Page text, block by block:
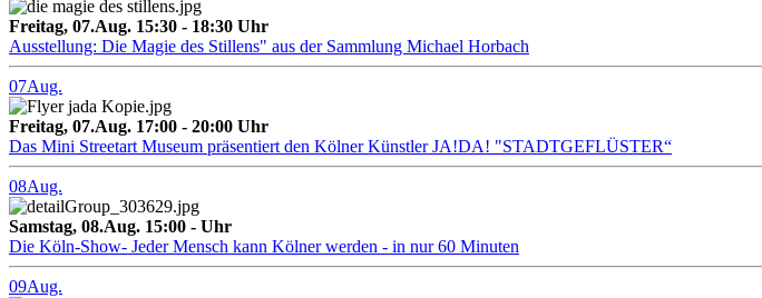
Freitag, 07.Aug. 15:30 - 18:30 Uhr
Ausstellung: Die Magie des Stillens" aus der Sammlung Michael Horbach
07Aug.
Freitag, 07.Aug. 17:00 - 20:00 Uhr
Das Mini Streetart Museum präsentiert den Kölner Künstler JA!DA! "STADTGEFLÜSTER“
08Aug.
Samstag, 08.Aug. 15:00 - Uhr
Die Köln-Show- Jeder Mensch kann Kölner werden - in nur 60 Minuten
09Aug.